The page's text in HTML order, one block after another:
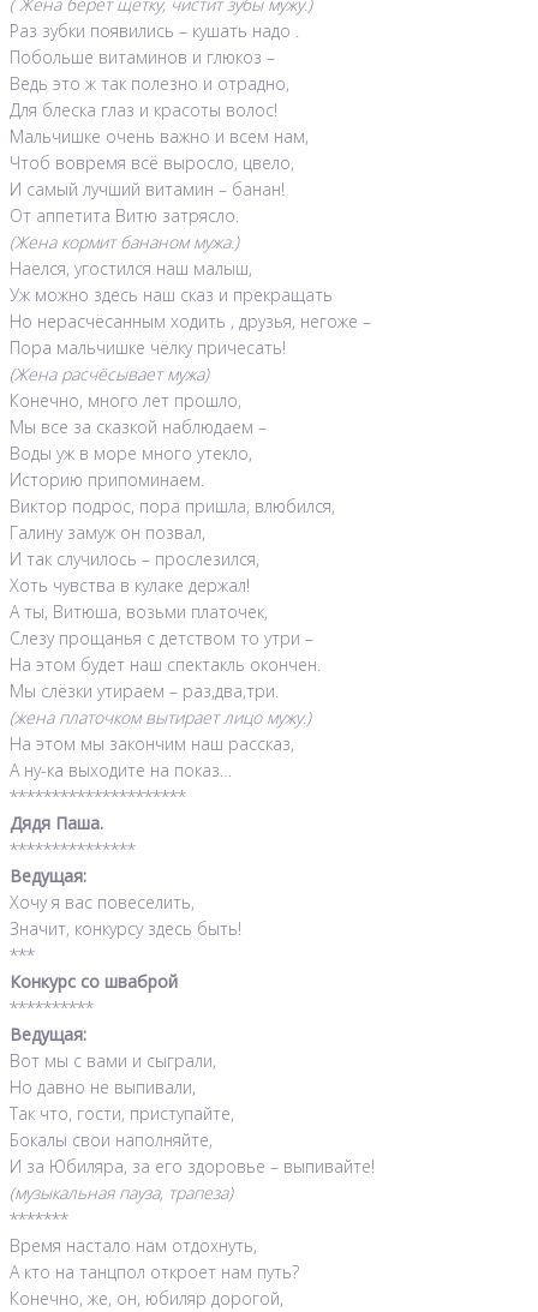
( Жена берёт щётку, чистит зубы мужу.)
Раз зубки появились – кушать надо .
Побольше витаминов и глюкоз –
Ведь это ж так полезно и отрадно,
Для блеска глаз и красоты волос!
Мальчишке очень важно и всем нам,
Чтоб вовремя всё выросло, цвело,
И самый лучший витамин – банан!
От аппетита Витю затрясло.
(Жена кормит бананом мужа.)
Наелся, угостился наш малыш,
Уж можно здесь наш сказ и прекращать
Но нерасчёсанным ходить , друзья, негоже –
Пора мальчишке чёлку причесать!
(Жена расчёсывает мужа)
Конечно, много лет прошло,
Мы все за сказкой наблюдаем –
Воды уж в море много утекло,
Историю припоминаем.
Виктор подрос, пора пришла, влюбился,
Галину замуж он позвал,
И так случилось – прослезился,
Хоть чувства в кулаке держал!
А ты, Витюша, возьми платочек,
Слезу прощанья с детством то утри –
На этом будет наш спектакль окончен.
Мы слёзки утираем – раз,два,три.
(жена платочком вытирает лицо мужу.)
На этом мы закончим наш рассказ,
А ну-ка выходите на показ…
*********************
Дядя Паша.
***************
Ведущая:
Хочу я вас повеселить,
Значит, конкурсу здесь быть!
***
Конкурс со шваброй
**********
Ведущая:
Вот мы с вами и сыграли,
Но давно не выпивали,
Так что, гости, приступайте,
Бокалы свои наполняйте,
И за Юбиляра, за его здоровье – выпивайте!
(музыкальная пауза, трапеза)
*******
Время настало нам отдохнуть,
А кто на танцпол откроет нам путь?
Конечно, же, он, юбиляр дорогой,